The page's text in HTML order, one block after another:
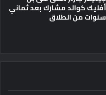
أفليك كوالد مشارك بعد ثماني
سنوات من الطلاق